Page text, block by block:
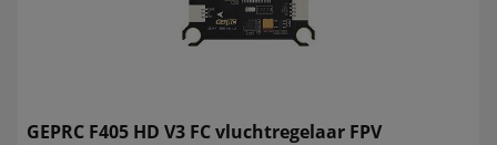
GEPRC F405 HD V3 FC vluchtregelaar FPV